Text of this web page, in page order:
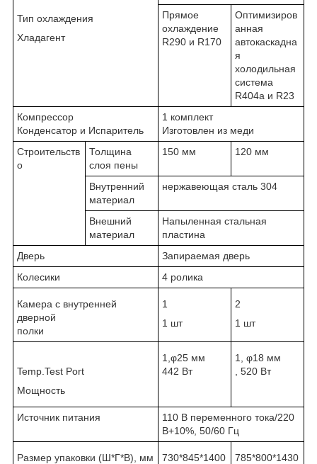
Тип охлаждения
Хладагент
Прямое
охлаждение
R290 и R170
Оптимизиров
анная
автокаскадна
я
холодильная
система
R404a и R23
Компрессор
Конденсатор и Испаритель
1 комплект
Изготовлен из меди
Строительств
о
Толщина
слоя пены
150 мм 120 мм
Внутренний
материал
нержавеющая сталь 304
Внешний
материал
Напыленная стальная
пластина
Дверь
Запираемая дверь
Колесики
4 ролика
Камера с внутренней
дверной
полки
1
1 шт
2
1 шт
Temp.Test Port
Мощность
1,φ25 мм
442 Вт
1, φ18 мм
, 520 Вт
Источник питания
110 В переменного тока/220
В+10%, 50/60 Гц
Размер упаковки (Ш*Г*В), мм
730*845*1400 785*800*1430